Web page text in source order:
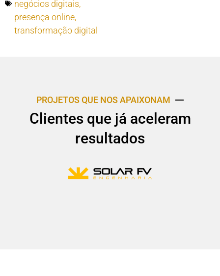
negócios digitais,
presença online,
transformação digital
PROJETOS QUE NOS APAIXONAM
Clientes que já aceleram
resultados